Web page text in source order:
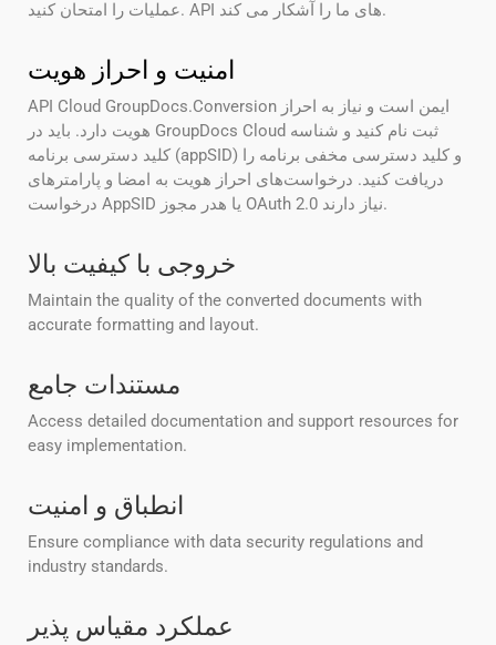
عملیات را امتحان کنید. API های ما را آشکار می کند.
امنیت و احراز هویت
API Cloud GroupDocs.Conversion ایمن است و نیاز به احراز
هویت دارد. باید در GroupDocs Cloud ثبت نام کنید و شناسه
کلید دسترسی برنامه (appSID) و کلید دسترسی مخفی برنامه را
دریافت کنید. درخواست‌های احراز هویت به امضا و پارامترهای
درخواست AppSID یا هدر مجوز OAuth 2.0 نیاز دارند.
خروجی با کیفیت بالا
Maintain the quality of the converted documents with
accurate formatting and layout.
مستندات جامع
Access detailed documentation and support resources for
easy implementation.
انطباق و امنیت
Ensure compliance with data security regulations and
industry standards.
عملکرد مقیاس پذیر